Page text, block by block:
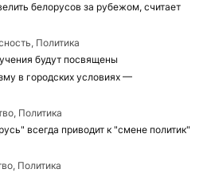
белорусов за рубежом, считает
Политика
будут посвящены
в городских условиях —
Политика
всегда приводит к "смене политик"
Политика